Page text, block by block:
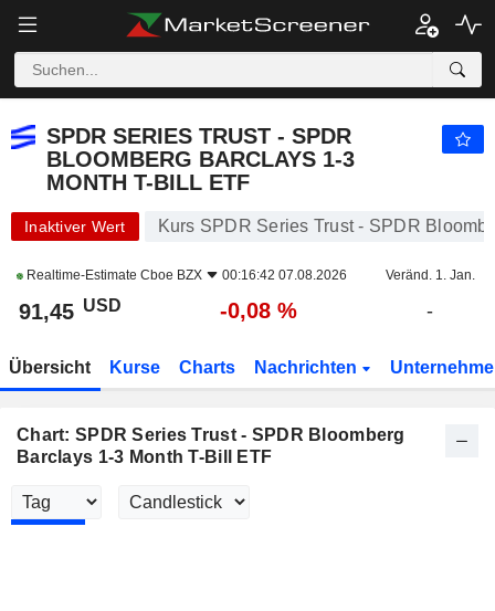
SPDR SERIES TRUST - SPDR
BLOOMBERG BARCLAYS 1-3
MONTH T-BILL ETF
Inaktiver Wert Kurs SPDR Series Trust - SPDR
Realtime-Estimate Cboe BZX 00:16:42 07.08.2026 Veränd. 1. Jan.
91,45 USD -0,08 % -
Übersicht Kurse Charts Nachrichten
Chart: SPDR Series Trust - SPDR Bloomberg
Barclays 1-3 Month T-Bill ETF